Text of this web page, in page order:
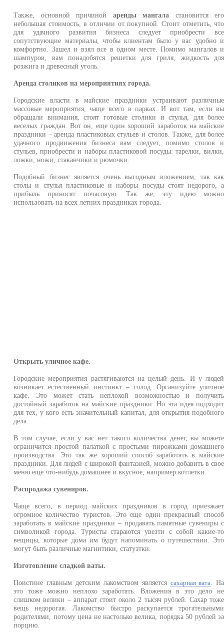
Также, основной причиной аренды мангала становится его
небольшая стоимость, в отличии от покупной. Стоит отметить, что
для удачного развития бизнеса следует приобрести все
сопутствующие материалы, чтобы клиентам было у вас удобно и
комфортно. Зашел и взял все в одном месте. Помимо мангалов и
шампуров, вам понадобятся решетки для гриля, жидкость для
розжига и древесный уголь.
Аренда столиков на мероприятиях города.
Городские власти в майские праздники устраивают различные
массовые мероприятия, чаще всего в парках. И вот там, если вы
обращали внимания, стоят готовые столики и стулья, для более
веселых граждан. Вот он, еще один хороший заработок на майские
праздники – аренда пластиковых стульев и столов. Также, для более
удачного продвижения бизнеса вам следует, помимо столов и
стульев, приобрести и наборы пластиковой посуды: тарелки, вилки,
ложки, ножи, стаканчики и рюмочки.
Подобный бизнес является очень выгодным вложением, так как
столы и стулья пластиковые и наборы посуды стоят недорого, а
прибыль приносят почасовую. Так же, эту идею можно
использовать на всех летних праздниках города.
Открыть уличное кафе.
Городские мероприятия растягиваются на целый день. И у людей
возникает естественный инстинкт – голод. Организуйте уличное
кафе. Это может стать неплохой возможностью и получить
достойный заработок на майские праздники. Но эта идея подходит
для тех, у кого есть значительный капитал, для открытия подобного
дела.
В том случае, если у вас нет такого количества денег, вы можете
ограничится простой палаткой с простыми пирожками домашнего
производства. Это так же хороший способ заработать в майские
праздники. Для людей с широкой фантазией, можно добавить в свое
меню еще что-нибудь домашнее и вкусное, например котлетки.
Распродажа сувениров.
Чаще всего, в период майских праздников в город приезжает
огромное количество туристов. Это еще один прекрасный способ
заработать в майские праздники – продавать памятные сувениры с
символикой города. Туристы стараются увезти с собой какие-то
вещицы, которые дома им будут напоминать о путешествии. Это
могут быть различные магнитики, статуэтки.
Изготовление сладкой ваты.
Поистине главным детским лакомством является сахарная вата
. На
это тоже можно неплохо заработать. Вложения в это дело не
слишком велики – аппарат стоит около 2 тысяч рублей. Сахар тоже
вещь недорогая. Лакомство быстро раскупается трогательными
родителями, потому цена не настолько велика, порядка 50 рублей за
порцию.